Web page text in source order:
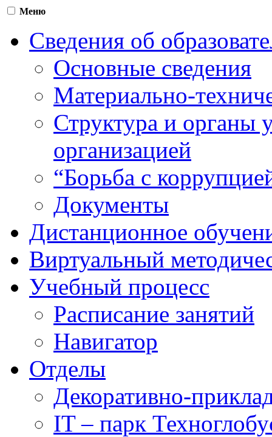
Меню
Сведения об
Основные сведения
Материально-
Структура и органы
организацией
“Борьба с
Документы
Дистанционное
Виртуальный
Учебный процесс
Расписание занятий
Навигатор
Отделы
Декоративно-
IT – парк